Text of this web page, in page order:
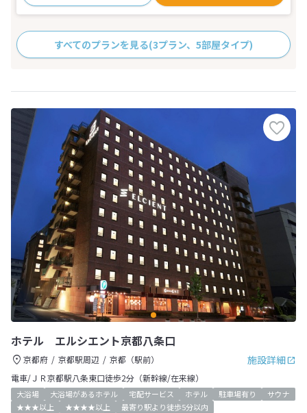
すべてのプランを見る(3プラン、5部屋タイプ)
ホテル エルシエント京都八条口
施設詳細
京都府 京都駅周辺
京都（駅前）
電車/ＪＲ京都駅八条東口徒歩2分（新幹線/在来線）
大浴場 大浴場があるホテル 宅配サービス ホテル 駐車場有り
サウナ
★★★以上
★★★★以上
最寄り駅より徒歩5分以内